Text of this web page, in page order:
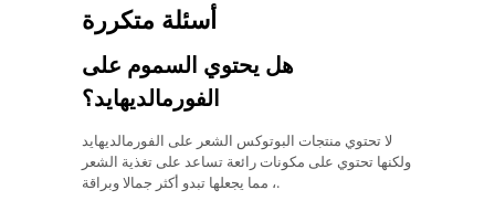
أسئلة متكررة
هل يحتوي السموم على
الفورمالديهايد؟
لا تحتوي منتجات البوتوكس الشعر على الفورمالديهايد
ولكنها تحتوي على مكونات رائعة تساعد على تغذية الشعر
، مما يجعلها تبدو أكثر جمالا وبراقة.